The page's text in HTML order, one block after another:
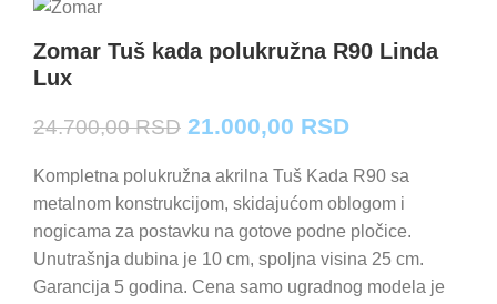
Zomar Tuš kada polukružna R90 Linda
Lux
24.700,00RSD Originalna
je
bila:
24.700,00 RSD.
21.000,00 RSDTrenutna
je:
21.000,00
Kompletna polukružna akrilna Tuš Kada R90 sa
metalnom konstrukcijom, skidajućom oblogom i
nogicama za postavku na gotove podne pločice.
Unutrašnja dubina je 10 cm, spoljna visina 25 cm.
Garancija 5 godina. Cena samo ugradnog modela je